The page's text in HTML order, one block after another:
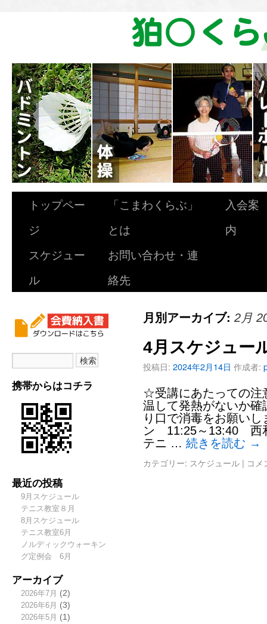
トップペー
ジ
「こまわくらぶ」
とは
入会案
内
スケジュー
ル
お問い合わせ・連
絡先
携帯からはコチラ
最近の投稿
9月スケジュール
テニス教室８月
8月スケジュール
テニス教室6月
ノルディックウォーキン
グ定例会 6月
アーカイブ
2026年7月 (2)
2026年6月 (3)
2026年5月 (1)
月別アーカイブ: 2月
4月スケジュー
投稿日: 2024年2月14日 作成者:
☆受講にあたっての注
温して発熱がないか
り口で消毒をお願い
ン 11:25～13:40 西
テニ … 続きを読む →
カテゴリー: スケジュール | コメ